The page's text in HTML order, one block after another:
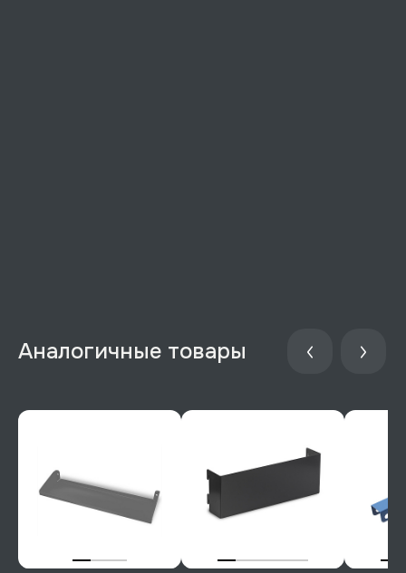
Аналогичные товары